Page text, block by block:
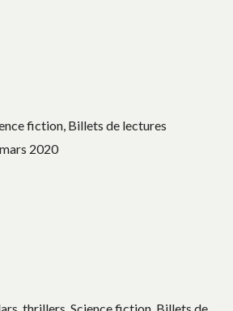
fiction, Billets de lectures
2020